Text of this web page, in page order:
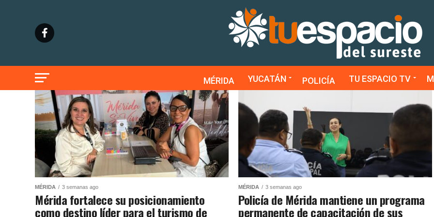
MÉRIDA YUCATÁN POLICÍA TU ESPACIO TV
MÉRIDA 3 semanas ago
Mérida fortalece su posicionamiento
como destino líder para el turismo de
MÉRIDA 3 semanas ago
Policía de Mérida mantiene un programa
permanente de capacitación de sus